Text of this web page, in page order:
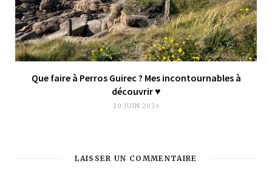
Que faire à Perros Guirec ? Mes incontournables à
découvrir ♥︎
20 JUIN 2026
LAISSER UN COMMENTAIRE